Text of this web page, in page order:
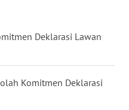
Deklarasi Lawan
Komitmen Deklarasi